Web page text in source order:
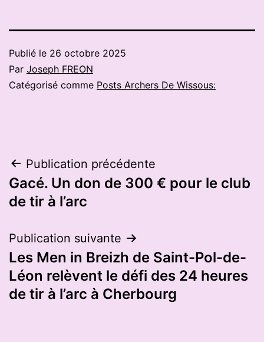
Publié le 26 octobre 2025
Par Joseph FREON
Catégorisé comme Posts Archers De Wissous:
Navigation
de
Publication précédente
Gacé. Un don de 300 € pour le club
de tir à l’arc
Publication suivante
Les Men in Breizh de Saint-Pol-de-
Léon relèvent le défi des 24 heures
de tir à l’arc à Cherbourg